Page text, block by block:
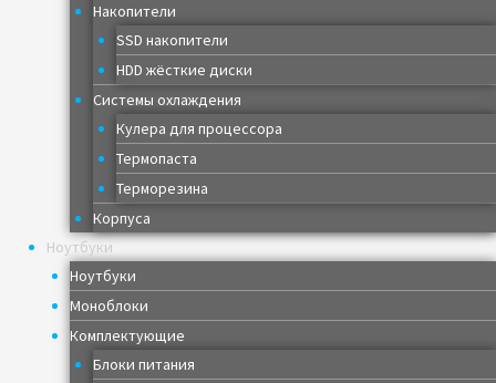
Накопители
SSD накопители
HDD жёсткие диски
Системы охлаждения
Кулера для процессора
Термопаста
Терморезина
Корпуса
Ноутбуки
Ноутбуки
Моноблоки
Комплектующие
Блоки питания